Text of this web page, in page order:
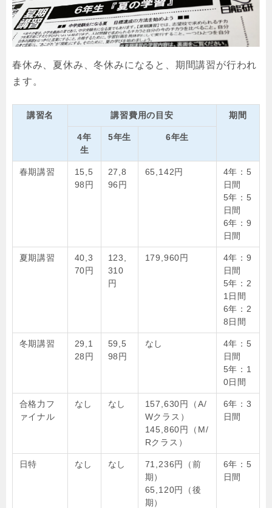
春休み、夏休み、冬休みになると、期間講習が行われ
ます。
講習名 講習費用の目安 期間
4年
生
5年生 6年生
春期講習
15,5
98円
27,8
96円
65,142円
4年：5
日間
5年：5
日間
6年：9
日間
夏期講習
40,3
70円
123,
310
円
179,960円
4年：9
日間
5年：2
1日間
6年：2
8日間
冬期講習
29,1
28円
59,5
98円
なし
4年：5
日間
5年：1
0日間
合格力フ
ァイナル
なし なし
157,630円（A/
Wクラス）
145,860円（M/
Rクラス）
6年：3
日間
日特 なし なし
71,236円（前
期）
65,120円（後
期）
6年：5
日間